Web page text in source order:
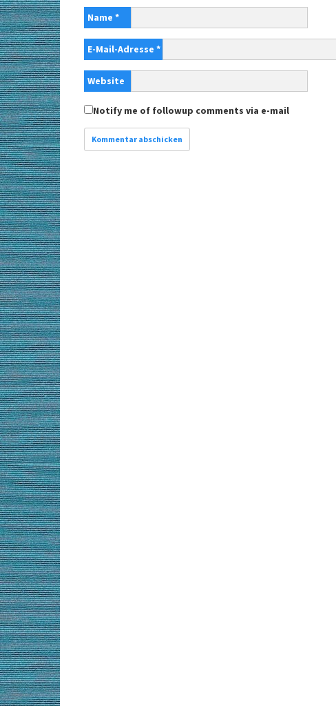
Name *
E-Mail-Adresse *
Website
Notify me of followup comments via e-mail